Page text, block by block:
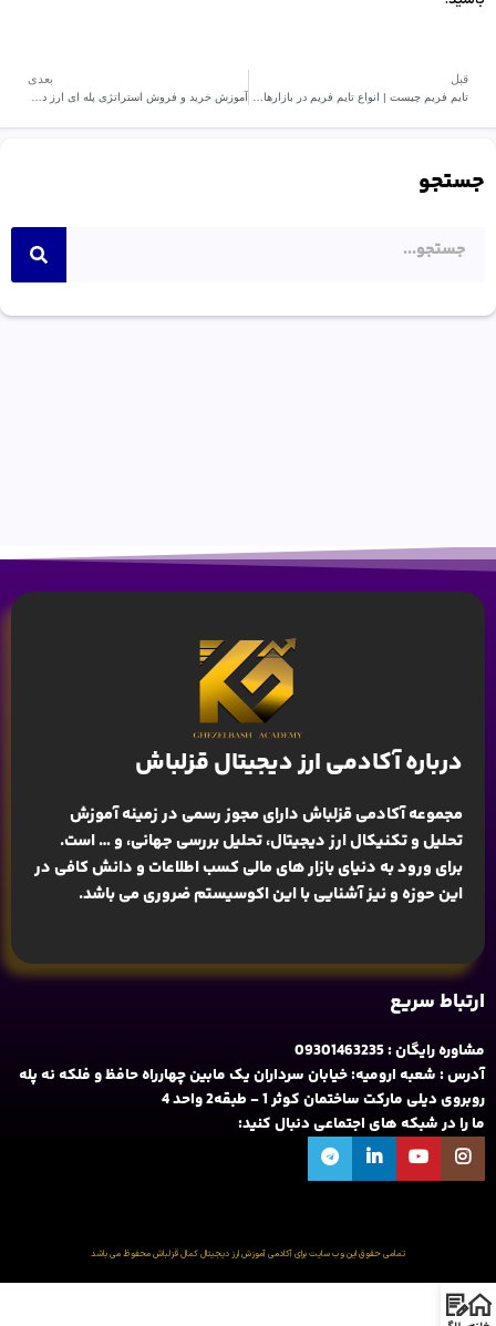
قبل بعدی
جستجو
درباره آکادمی ارز دیجیتال قزلباش
مجموعه آکادمی قزلباش دارای مجوز رسمی در زمینهآموزش
تحلیل و تکنیکال ارز دیجیتال، تحلیل بررسی جهانی، و … است.
برای ورود به دنیای بازار های مالی کسب اطلاعات و دانش کافی در
این حوزه و نیز آشنایی با این اکوسیستم ضروری می باشد.
ارتباط سریع
مشاوره رایگان : 09301463235
آدرس : شعبه ارومیه: خیابان سرداران یک مابین چهارراه حافظ و فلکه نه پله
روبروی دیلی مارکت ساختمان کوثر 1 - طبقه2 واحد 4
ما را در شبکه های اجتماعی دنبال کنید:
تمامی حقوق این وب سایت برای آکادمی آموزش ارز دیجیتال کمال قزلباش محفوظ می باشد